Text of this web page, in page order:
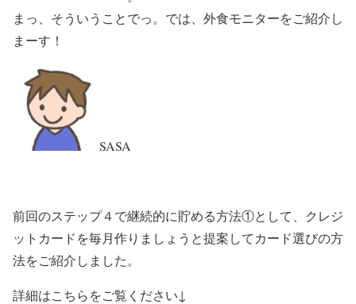
まっ、そういうことでっ。では、外食モニターをご紹介し
まーす！
SASA
前回のステップ４で継続的に貯める方法①として、クレジ
ットカードを毎月作りましょうと提案してカード選びの方
法をご紹介しました。
詳細はこちらをご覧ください↓